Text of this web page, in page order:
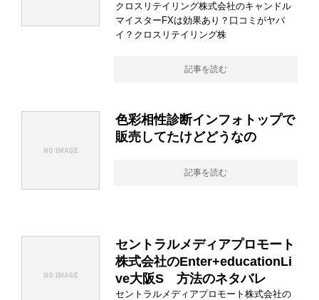
クロスリテイリング株式会社のキャンドル
マイスターFXは効果あり？口コミがヤバ
イ？クロスリテイリング株
記事を読む
色彩相性診断インフォトップで
販売してたけどどうなの
記事を読む
セントラルメディアプロモート
株式会社のEnter+educationLi
ve大阪S 方法のネタバレ
セントラルメディアプロモート株式会社の